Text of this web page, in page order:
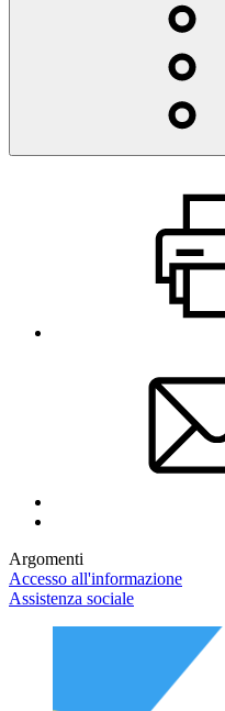
Argomenti
Accesso all'informazione
Assistenza sociale